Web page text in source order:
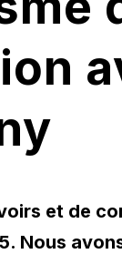
et de
Nous